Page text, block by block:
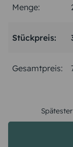
Menge:
Stückpreis:
Gesamtpreis: